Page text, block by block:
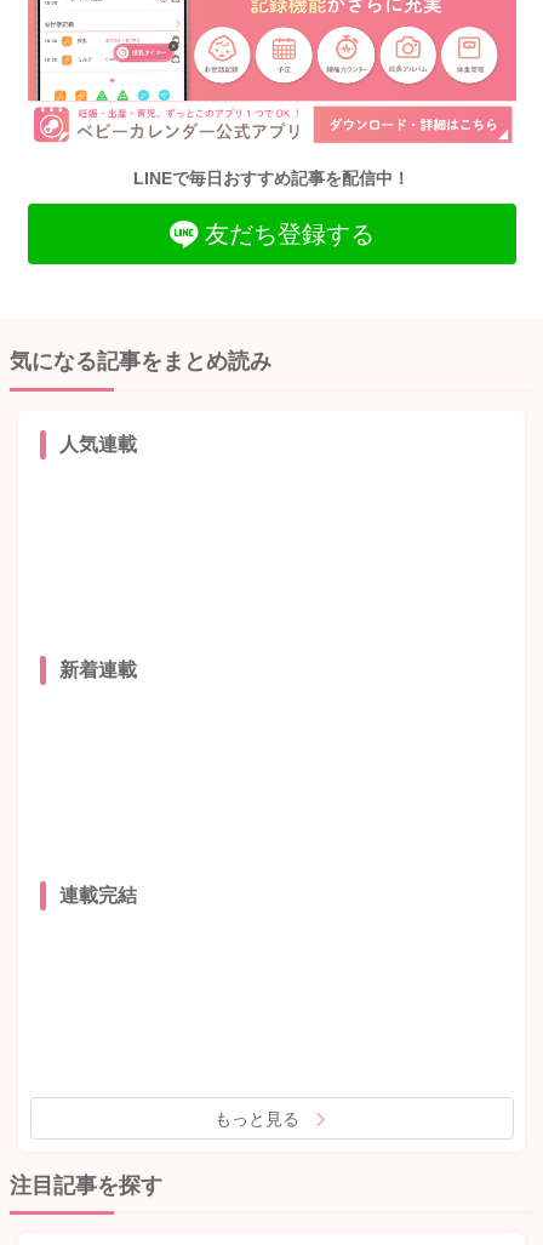
LINEで毎日おすすめ記事を配信中！
友だち登録する
気になる記事をまとめ読み
人気連載
新着連載
連載完結
もっと見る
注目記事を探す